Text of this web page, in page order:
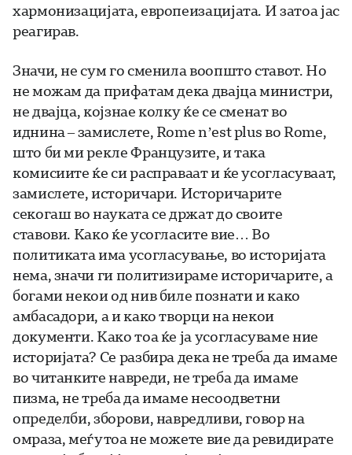
хармонизацијата, европеизацијата. И затоа јас
реагирав.
Значи, не сум го сменила воопшто ставот. Но
не можам да прифатам дека двајца министри,
не двајца, којзнае колку ќе се сменат во
иднина – замислете, Rome n’est plus во Rome,
што би ми рекле Французите, и така
комисиите ќе си расправаат и ќе усогласуваат,
замислете, историчари. Историчарите
секогаш во науката се држат до своите
ставови. Како ќе усогласите вие… Во
политиката има усогласување, во историјата
нема, значи ги политизираме историчарите, а
богами некои од нив биле познати и како
амбасадори, а и како творци на некои
документи. Како тоа ќе ја усогласуваме ние
историјата? Се разбира дека не треба да имаме
во читанките навреди, не треба да имаме
пизма, не треба да имаме несоодветни
определби, зборови, навредливи, говор на
омраза, меѓутоа не можете вие да ревидирате